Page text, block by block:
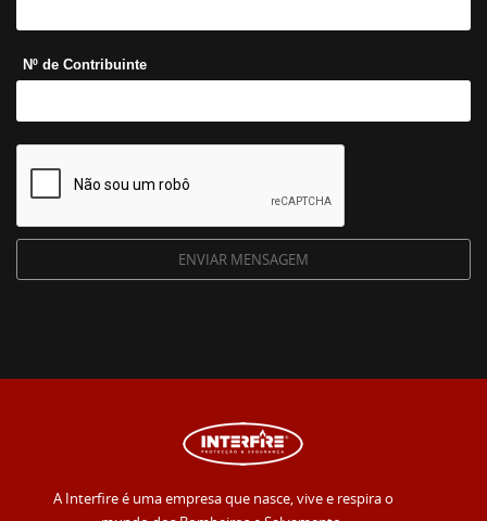
Nº de Contribuinte
A Interfire é uma empresa que nasce, vive e respira o